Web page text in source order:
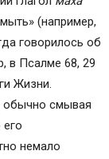
(например,
говорилось об
в Псалме 68, 29
Жизни.
обычно смывая
немало